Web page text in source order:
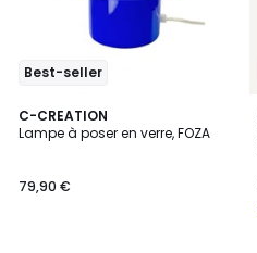
Best-seller
C-CREATION
Lampe à poser en verre, FOZA
79,90 €
8
Couleurs